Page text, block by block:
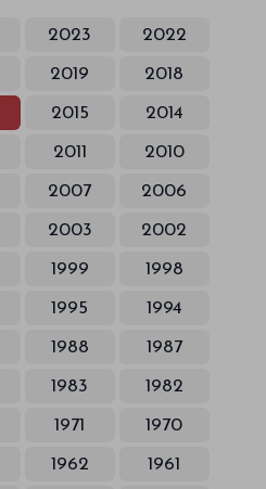
2023 2022
2019 2018
2015 2014
2011 2010
2007 2006
2003 2002
1999 1998
1995 1994
1988 1987
1983 1982
1971 1970
1962 1961